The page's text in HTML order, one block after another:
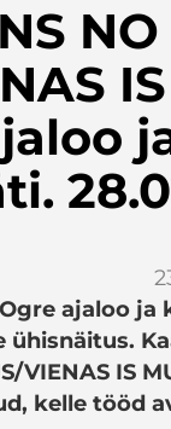
ajaloo
VIENAS IS
kelle tööd